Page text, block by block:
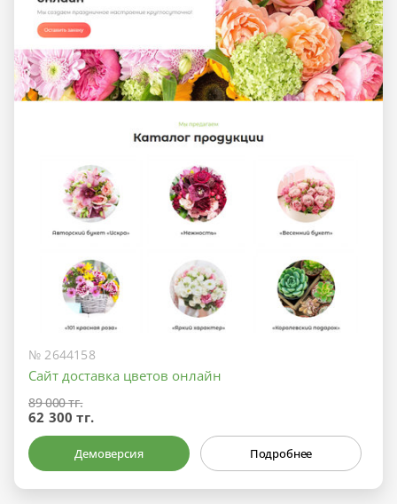
№ 2644158
Сайт доставка цветов онлайн
89 000 тг.
62 300 тг.
Демоверсия Подробнее